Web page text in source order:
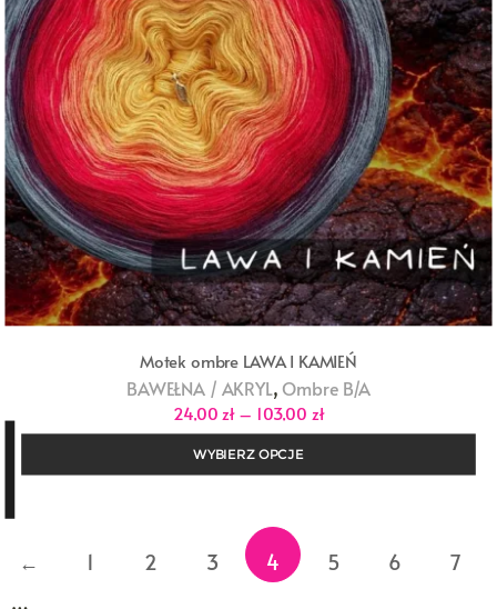
Motek ombre LAWA I KAMIEŃ
BAWEŁNA / AKRYL, Ombre B/A
24,00 zł – 103,00 złZakres
cen:
do
WYBIERZ OPCJE
← 1 2 3 4 5 6
7
…